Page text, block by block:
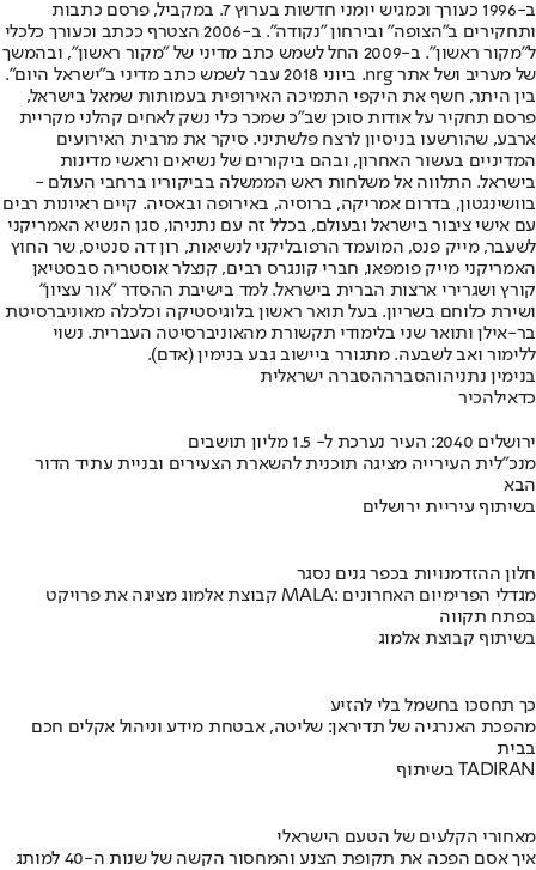
ב-1996 כעורך וכמגיש יומני חדשות בערוץ 7. במקביל, פרסם כתבות
ותחקירים ב"הצופה" ובירחון "נקודה". ב-2006 הצטרף ככתב וכעורך כלכלי
ל"מקור ראשון". ב-2009 החל לשמש כתב מדיני של "מקור ראשון", ובהמשך
של מעריב ושל אתר nrg. ביוני 2018 עבר לשמש כתב מדיני ב"ישראל היום".
בין היתר, חשף את היקפי התמיכה האירופית בעמותות שמאל בישראל,
פרסם תחקיר על אודות סוכן שב"כ שמכר כלי נשק לאחים קהלני מקריית
ארבע, שהורשעו בניסיון לרצח פלשתיני. סיקר את מרבית האירועים
המדיניים בעשור האחרון, ובהם ביקורים של נשיאים וראשי מדינות
בישראל. התלווה אל משלחות ראש הממשלה בביקוריו ברחבי העולם -
בוושינגטון, בדרום אמריקה, ברוסיה, באירופה ובאסיה. קיים ראיונות רבים
עם אישי ציבור בישראל ובעולם, בכלל זה עם נתניהו, סגן הנשיא האמריקני
לשעבר, מייק פנס, המועמד הרפובליקני לנשיאות, רון דה סנטיס, שר החוץ
האמריקני מייק פומפאו, חברי קונגרס רבים, קנצלר אוסטריה סבסטיאן
קורץ ושגרירי ארצות הברית בישראל. למד בישיבת ההסדר "אור עציון"
ושירת כלוחם בשריון. בעל תואר ראשון בלוגיסטיקה וכלכלה מאוניברסיטת
בר-אילן ותואר שני בלימודי תקשורת מהאוניברסיטה העברית. נשוי
ללימור ואב לשבעה. מתגורר ביישוב גבע בנימין (אדם).
בנימין נתניהוהסברההסברה ישראלית
כדאילהכיר
ירושלים 2040: העיר נערכת ל- 1.5 מליון תושבים
מנכ"לית העירייה מציגה תוכנית להשארת הצעירים ובניית עתיד הדור
הבא
בשיתוף עיריית ירושלים
חלון ההזדמנויות בכפר גנים נסגר
קבוצת אלמוג מציגה את פרויקט MALA: מגדלי הפרימיום האחרונים
בפתח תקווה
בשיתוף קבוצת אלמוג
כך תחסכו בחשמל בלי להזיע
מהפכת האנרגיה של תדיראן: שליטה, אבטחת מידע וניהול אקלים חכם
בבית
בשיתוף TADIRAN
מאחורי הקלעים של הטעם הישראלי
איך אסם הפכה את תקופת הצנע והמחסור הקשה של שנות ה-40 למותג